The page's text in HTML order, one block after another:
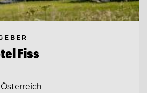
Fiss
Österreich